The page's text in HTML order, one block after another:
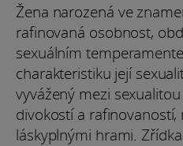
Žena narozená ve
rafinovaná osobnost,
sexuálním
charakteristiku její
vyvážený mezi
divokostí a rafinovaností,
láskyplnými hrami.